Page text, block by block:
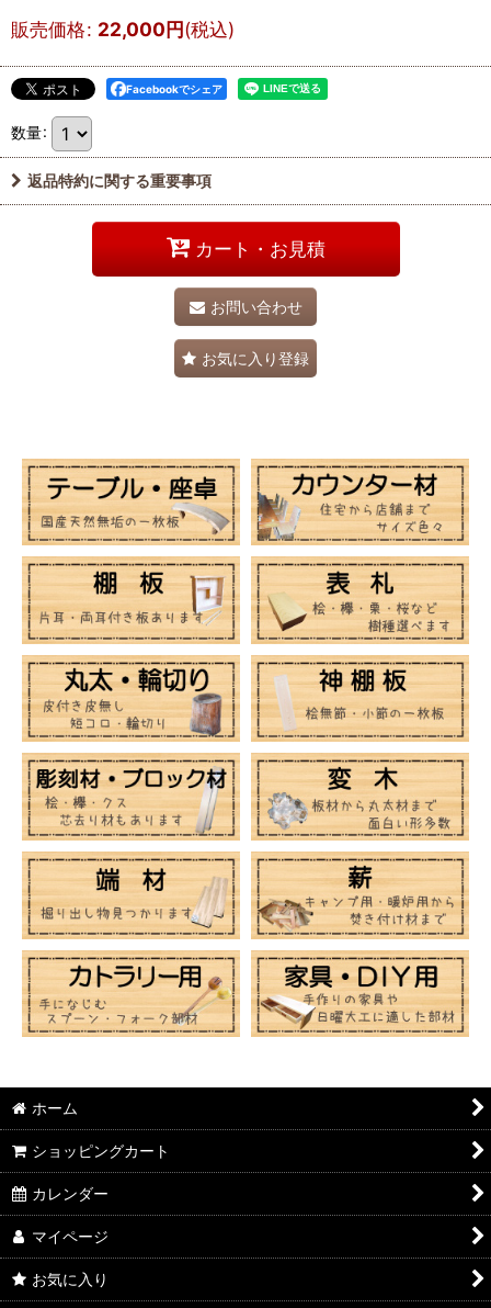
販売価格: 22,000円(税込)
Facebookでシェア
数量:
返品特約に関する重要事項
カート・お見積
お問い合わせ
お気に入り登録
ホーム
ショッピングカート
カレンダー
マイページ
お気に入り